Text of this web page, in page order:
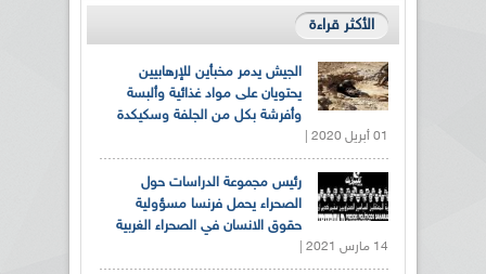
الأكثر قراءة
الجيش يدمر مخبأين للإرهابيين
يحتويان على مواد غذائية وألبسة
وأفرشة بكل من الجلفة وسكيكدة
01 أبريل 2020 |
رئيس مجموعة الدراسات حول
الصحراء يحمل فرنسا مسؤولية
حقوق الانسان في الصحراء الغربية
14 مارس 2021 |